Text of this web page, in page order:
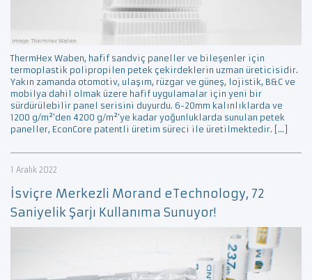
ThermHex Waben, hafif sandviç paneller ve bileşenler için
termoplastik polipropilen petek çekirdeklerin uzman üreticisidir.
Yakın zamanda otomotiv, ulaşım, rüzgar ve güneş, lojistik, B&C ve
mobilya dahil olmak üzere hafif uygulamalar için yeni bir
sürdürülebilir panel serisini duyurdu. 6-20mm kalınlıklarda ve
1200 g/m²’den 4200 g/m²’ye kadar yoğunluklarda sunulan petek
paneller, EconCore patentli üretim süreci ile üretilmektedir. […]
1 Aralık 2022
İsviçre Merkezli Morand eTechnology, 72
Saniyelik Şarjı Kullanıma Sunuyor!